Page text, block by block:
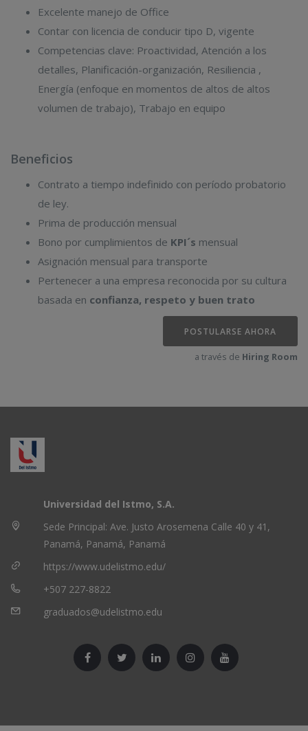
Excelente manejo de Office
Contar con licencia de conducir tipo D, vigente
Competencias clave: Proactividad, Atención a los
detalles, Planificación-organización, Resiliencia ,
Energía (enfoque en momentos de altos de altos
volumen de trabajo), Trabajo en equipo
Beneficios
Contrato a tiempo indefinido con período probatorio
de ley.
Prima de producción mensual
Bono por cumplimientos de KPI´s mensual
Asignación mensual para transporte
Pertenecer a una empresa reconocida por su cultura
basada en confianza, respeto y buen trato
POSTULARSE AHORA
a través de Hiring Room
Universidad del Istmo, S.A.
Sede Principal: Ave. Justo Arosemena Calle 40 y 41,
Panamá, Panamá, Panamá
https://www.udelistmo.edu/
+507 227-8822
graduados@udelistmo.edu